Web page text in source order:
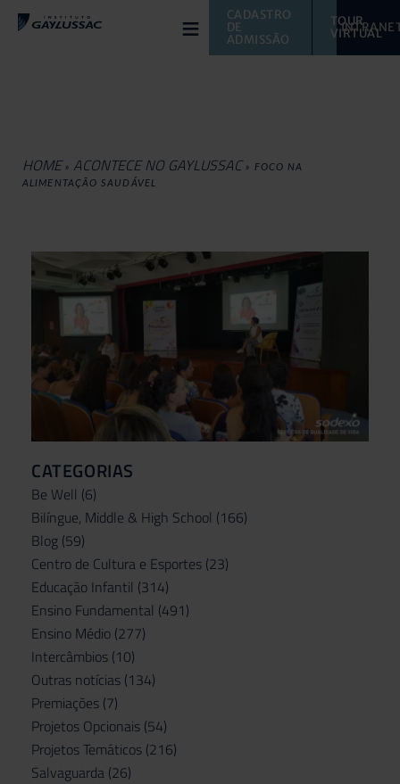
≡
CADASTRO
DE
ADMISSÃO
TOUR
VIRTUAL
HOME » ACONTECE NO GAYLUSSAC »
FOCO NA
ALIMENTAÇÃO SAUDÁVEL
CATEGORIAS
Be Well (6)
Bilíngue, Middle & High School (166)
Blog (59)
Centro de Cultura e Esportes (23)
Educação Infantil (314)
Ensino Fundamental (491)
Ensino Médio (277)
Intercâmbios (10)
Outras notícias (134)
Premiações (7)
Projetos Opcionais (54)
Projetos Temáticos (216)
Salvaguarda (26)